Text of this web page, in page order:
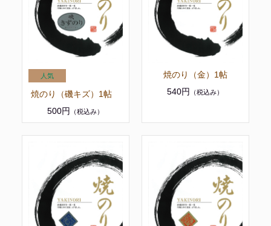
焼のり（磯キズ）1帖
500円
（税込み）
焼のり（金）1帖
540円
（税込み）